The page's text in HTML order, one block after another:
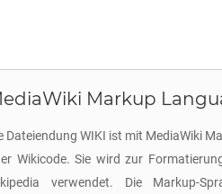
Markup
Dateiendung WIKI ist mit MediaWiki
Wikicode. Sie wird zur
verwendet. Die Markup-